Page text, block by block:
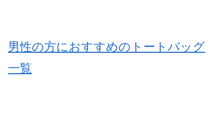
男性の方におすすめのトートバッグ
一覧